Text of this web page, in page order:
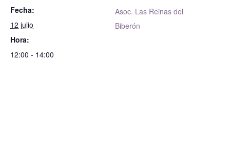
Fecha:
12 julio
Hora:
12:00 - 14:00
Asoc. Las Reinas del
Biberón